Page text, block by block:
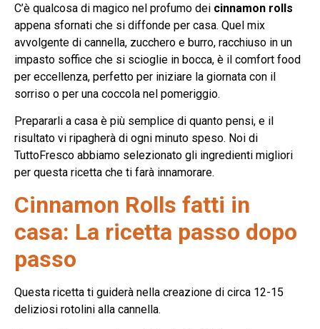
C’è qualcosa di magico nel profumo dei cinnamon rolls
appena sfornati che si diffonde per casa. Quel mix
avvolgente di cannella, zucchero e burro, racchiuso in un
impasto soffice che si scioglie in bocca, è il comfort food
per eccellenza, perfetto per iniziare la giornata con il
sorriso o per una coccola nel pomeriggio.
Prepararli a casa è più semplice di quanto pensi, e il
risultato vi ripagherà di ogni minuto speso. Noi di
TuttoFresco abbiamo selezionato gli ingredienti migliori
per questa ricetta che ti farà innamorare.
Cinnamon Rolls fatti in
casa: La ricetta passo dopo
passo
Questa ricetta ti guiderà nella creazione di circa 12-15
deliziosi rotolini alla cannella.